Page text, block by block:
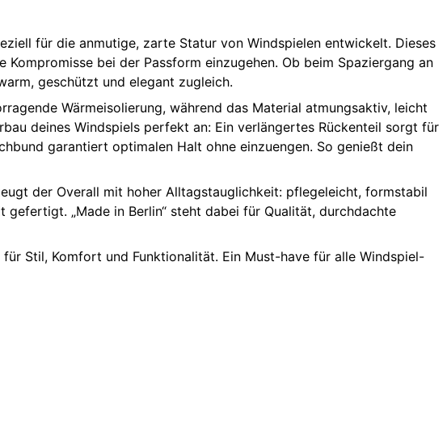
für die anmutige, zarte Statur von Windspielen entwickelt. Dieses
bei der Passform einzugehen. Ob beim Spaziergang an
geschützt und elegant zugleich.
Wärmeisolierung, während das Material atmungsaktiv, leicht
deines Windspiels perfekt an: Ein verlängertes Rückenteil sorgt für
garantiert optimalen Halt ohne einzuengen. So genießt dein
der Overall mit hoher Alltagstauglichkeit: pflegeleicht, formstabil
„Made in Berlin“ steht dabei für Qualität, durchdachte
Stil, Komfort und Funktionalität. Ein Must-have für alle Windspiel-